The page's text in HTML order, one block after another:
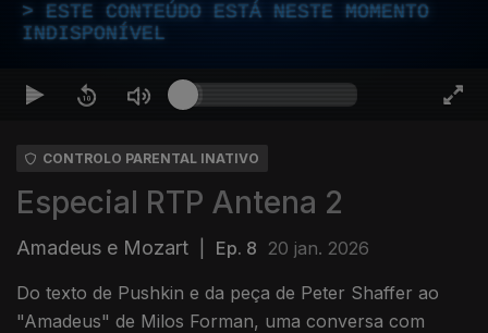
ESTE CONTEÚDO ESTÁ NESTE MOMENTO
INDISPONÍVEL
CONTROLO PARENTAL INATIVO
Especial RTP Antena 2
Amadeus e Mozart Ep. 8 20 jan. 2026
Do texto de Pushkin e da peça de Peter Shaffer ao
"Amadeus" de Milos Forman, uma conversa com